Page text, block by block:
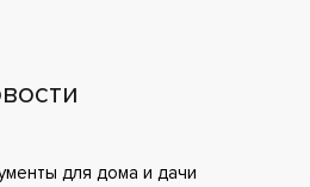
для дома и дачи